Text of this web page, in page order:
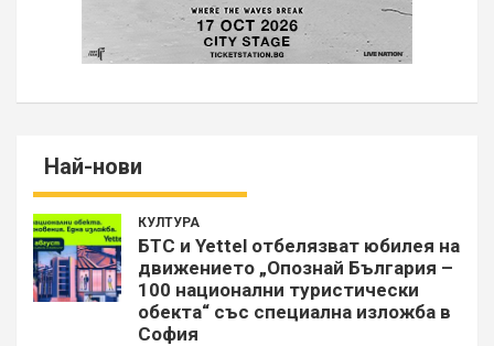
Най-нови
КУЛТУРА
БТС и Yettel отбелязват юбилея на
движението „Опознай България –
100 национални туристически
обекта“ със специална изложба в
София